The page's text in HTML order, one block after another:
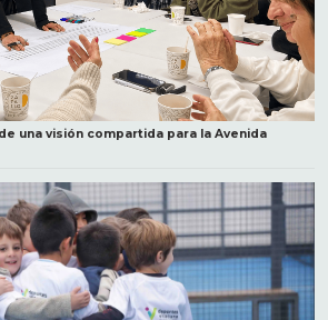
una visión compartida para la Avenida